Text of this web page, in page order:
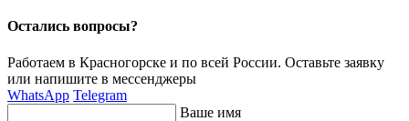
Остались вопросы?
Работаем в Красногорске и по всей России. Оставьте заявку
или напишите в мессенджеры
WhatsApp Telegram
Ваше имя